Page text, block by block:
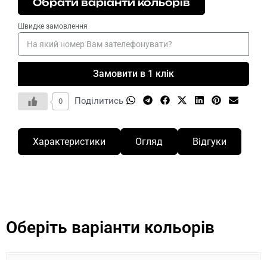
Обрати варіанти кольорів
Швидке замовлення
Замовити в 1 клік
0 Поділитись
Характеристики Огляд Відгуки
Оберіть варіанти кольорів